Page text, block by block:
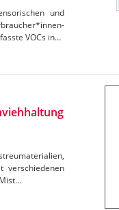
und
VOCs in…